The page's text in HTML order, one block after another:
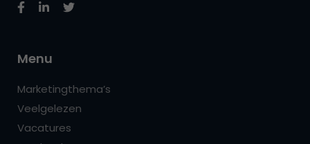
Menu
Marketingthema’s
Veelgelezen
Vacatures